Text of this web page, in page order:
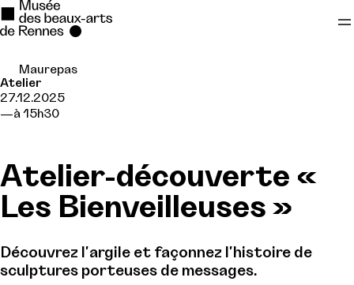
Se rendre au
Contenu principal
Maurepas
Atelier
27.12.2025
à 15h30
Atelier-découverte «
Les Bienveilleuses »
Découvrez l'argile et façonnez l'histoire de
sculptures porteuses de messages.